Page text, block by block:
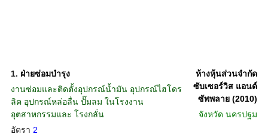
1. ฝ่ายซ่อมบำรุง
งานซ่อมและติดตั้งอุปกรณ์น้ำมัน อุปกรณ์ไฮโดร
ลิค อุปกรณ์หล่อลื่น ปั๊มลม ในโรงงาน
อุตสาหกรรมและ โรงกลั่น
อัตรา 2
ห้างหุ้นส่วนจำกัด
ซับเซอร์วิส แอนด์
ซัพพลาย (2010)
จังหวัด นครปฐม